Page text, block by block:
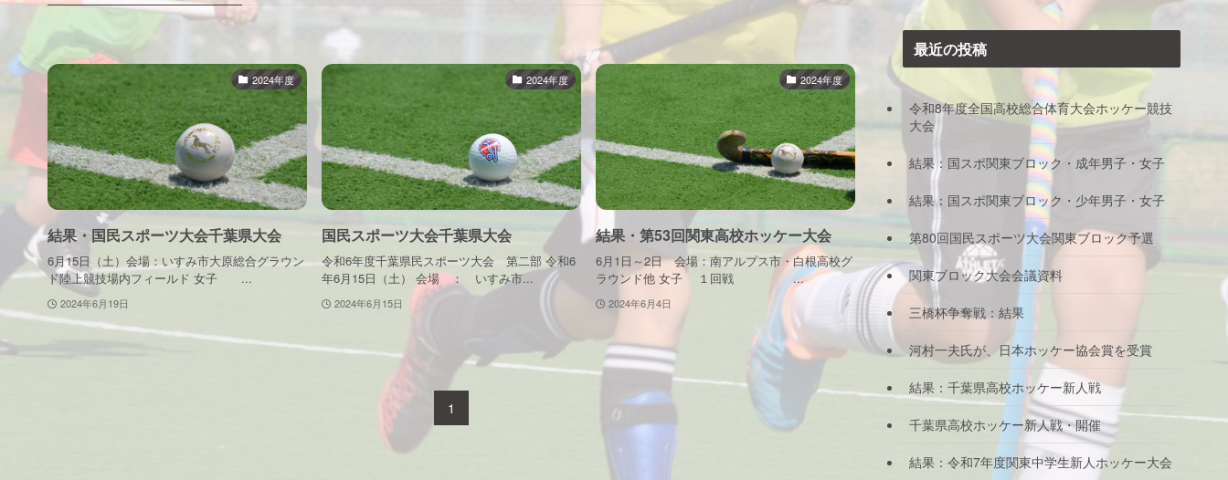
2024年度
結果・国民スポーツ大会千葉県大会
6月15日（土）会場：いすみ市大原総合グラウン
ド陸上競技場内フィールド 女子 ...
2024年6月19日
2024年度
国民スポーツ大会千葉県大会
令和6年度千葉県民スポーツ大会 第二部 令和6
年6月15日（土） 会場 ： いすみ市...
2024年6月15日
2024年度
結果・第53回関東高校ホッケー大会
6月1日～2日 会場：南アルプス市・白根高校グ
ラウンド他 女子 １回戦 ...
2024年6月4日
1
最近の投稿
令和8年度全国高校総合体育大会ホッケー競技
大会
結果：国スポ関東ブロック・成年男子・女子
結果：国スポ関東ブロック・少年男子・女子
第80回国民スポーツ大会関東ブロック予選
関東ブロック大会会議資料
三橋杯争奪戦：結果
河村一夫氏が、日本ホッケー協会賞を受賞
結果：千葉県高校ホッケー新人戦
千葉県高校ホッケー新人戦・開催
結果：令和7年度関東中学生新人ホッケー大会